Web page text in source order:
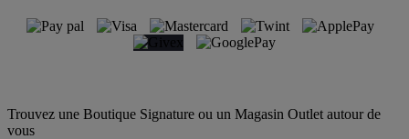
Trouvez une Boutique Signature ou un Magasin Outlet autour de
vous